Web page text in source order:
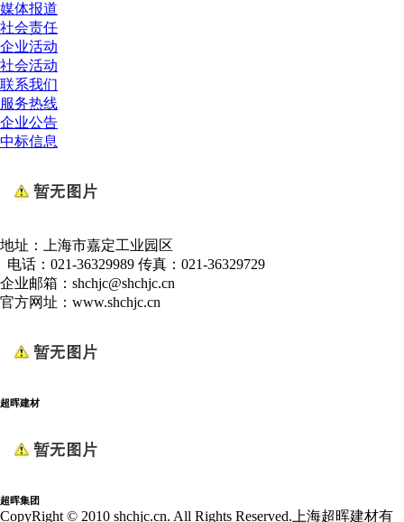
媒体报道
社会责任
企业活动
社会活动
联系我们
服务热线
企业公告
中标信息
地址：上海市嘉定工业园区
电话：021-36329989 传真：021-36329729
企业邮箱：shchjc@shchjc.cn
官方网址：www.shchjc.cn
超晖建材
超晖集团
CopyRight © 2010 shchjc.cn. All Rights Reserved.上海超晖建材有